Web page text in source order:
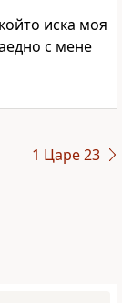
иска моя
с мене
1 Царе 23